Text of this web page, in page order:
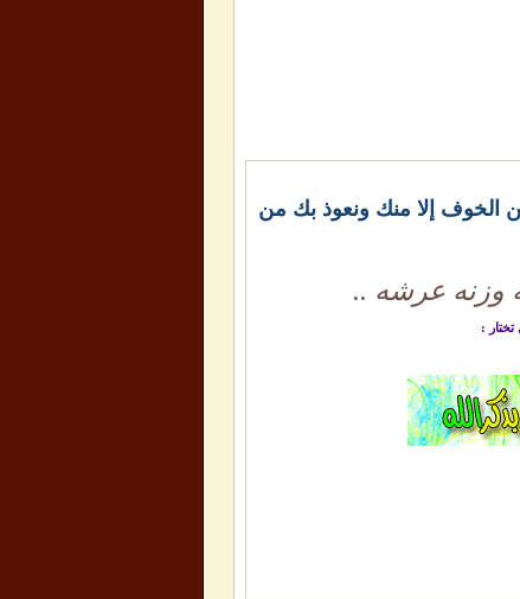
الخوف إلا منك ونعوذ بك من
وزنه عرشه ..
تختار :